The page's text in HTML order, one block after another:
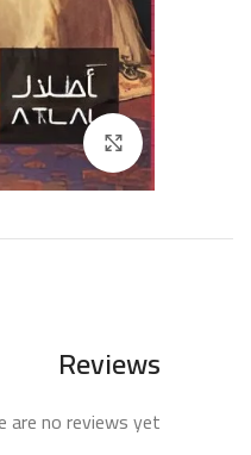
إضغط
Reviews
are no reviews yet.